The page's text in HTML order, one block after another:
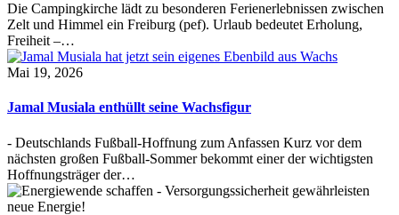
Die Campingkirche lädt zu besonderen Ferienerlebnissen zwischen
Zelt und Himmel ein Freiburg (pef). Urlaub bedeutet Erholung,
Freiheit –…
Mai 19, 2026
Jamal Musiala enthüllt seine Wachsfigur
- Deutschlands Fußball-Hoffnung zum Anfassen Kurz vor dem
nächsten großen Fußball-Sommer bekommt einer der wichtigsten
Hoffnungsträger der…
neue Energie!